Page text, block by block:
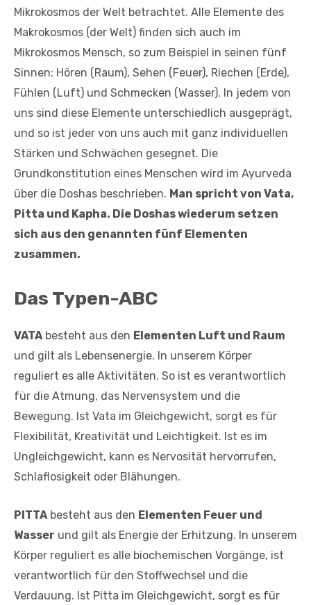
Mikrokosmos der Welt betrachtet. Alle Elemente des
Makrokosmos (der Welt) finden sich auch im
Mikrokosmos Mensch, so zum Beispiel in seinen fünf
Sinnen: Hören (Raum), Sehen (Feuer), Riechen (Erde),
Fühlen (Luft) und Schmecken (Wasser). In jedem von
uns sind diese Elemente unterschiedlich ausgeprägt,
und so ist jeder von uns auch mit ganz individuellen
Stärken und Schwächen gesegnet. Die
Grundkonstitution eines Menschen wird im Ayurveda
über die Doshas beschrieben. Man spricht von Vata,
Pitta und Kapha. Die Doshas wiederum setzen
sich aus den genannten fünf Elementen
zusammen.
Das Typen-ABC
VATAbesteht aus den Elementen Luft und Raum
und gilt als Lebensenergie. In unserem Körper
reguliert es alle Aktivitäten. So ist es verantwortlich
für die Atmung, das Nervensystem und die
Bewegung. Ist Vata im Gleichgewicht, sorgt es für
Flexibilität, Kreativität und Leichtigkeit. Ist es im
Ungleichgewicht, kann es Nervosität hervorrufen,
Schlaflosigkeit oder Blähungen.
PITTAbesteht aus den Elementen Feuer und
Wasser und gilt als Energie der Erhitzung. In unserem
Körper reguliert es alle biochemischen Vorgänge, ist
verantwortlich für den Stoffwechsel und die
Verdauung. Ist Pitta im Gleichgewicht, sorgt es für